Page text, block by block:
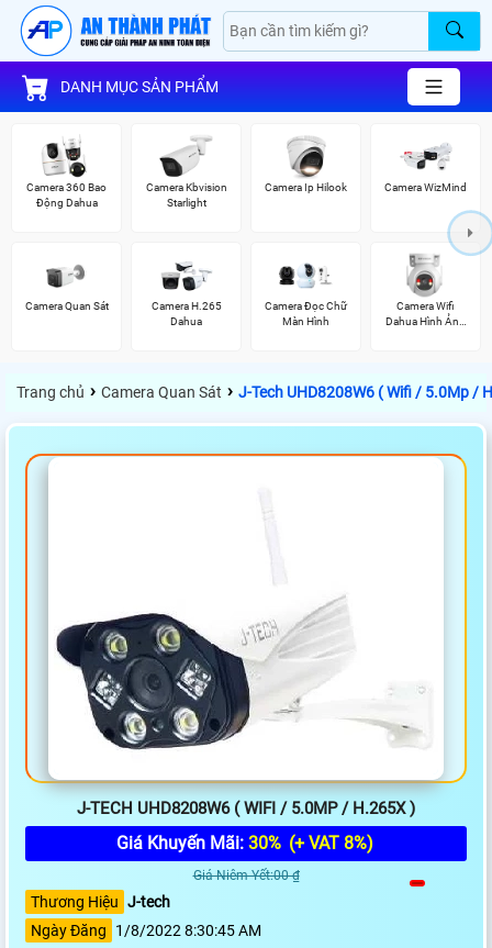
DANH MỤC SẢN PHẨM
Camera 360 Bao
Động Dahua
Camera Kbvision
Starlight
Camera Ip Hilook Camera WizMind
Camera Quan Sát
Camera H.265
Dahua
Camera Đọc Chữ
Màn Hình
Camera Wifi
Dahua Hình Ảnh
Trang chủ › Camera Quan Sát › J-Tech UHD8208W6 ( Wifi / 5.0Mp /
J-TECH UHD8208W6 ( WIFI / 5.0MP / H.265X )
Giá Khuyến Mãi: 30% (+ VAT 8%)
Giá Niêm Yết:00 ₫
Thương Hiệu J-tech
Ngày Đăng
1/8/2022 8:30:45 AM